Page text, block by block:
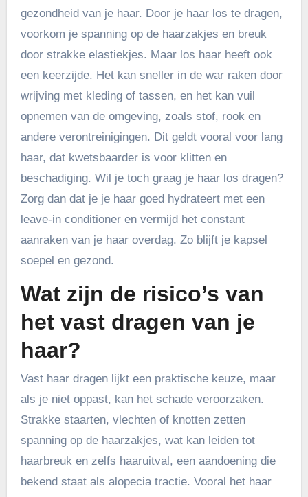
gezondheid van je haar. Door je haar los te dragen,
voorkom je spanning op de haarzakjes en breuk
door strakke elastiekjes. Maar los haar heeft ook
een keerzijde. Het kan sneller in de war raken door
wrijving met kleding of tassen, en het kan vuil
opnemen van de omgeving, zoals stof, rook en
andere verontreinigingen. Dit geldt vooral voor lang
haar, dat kwetsbaarder is voor klitten en
beschadiging. Wil je toch graag je haar los dragen?
Zorg dan dat je je haar goed hydrateert met een
leave-in conditioner en vermijd het constant
aanraken van je haar overdag. Zo blijft je kapsel
soepel en gezond.
Wat zijn de risico’s van
het vast dragen van je
haar?
Vast haar dragen lijkt een praktische keuze, maar
als je niet oppast, kan het schade veroorzaken.
Strakke staarten, vlechten of knotten zetten
spanning op de haarzakjes, wat kan leiden tot
haarbreuk en zelfs haaruitval, een aandoening die
bekend staat als alopecia tractie. Vooral het haar